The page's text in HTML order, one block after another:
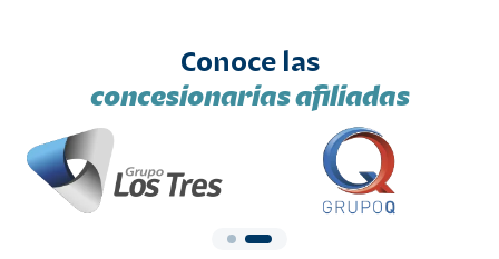
Conoce las
concesionarias afiliadas